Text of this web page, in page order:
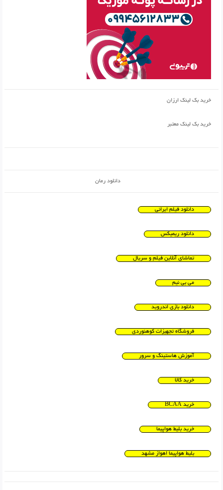
خرید بک لینک ارزان
خرید بک لینک معتبر
دانلود رمان
دانلود فیلم ایرانی
دانلود ریمیکس
تماشای آنلاین فیلم و سریال
می بی نیم
دانلود بازی اندروید
فروشگاه تجهیزات کوهنوردی
آموزش هاستینگ و سرور
خرید کالا
خرید BCAA
خرید بلیط هواپیما
بلیط هواپیما اهواز مشهد